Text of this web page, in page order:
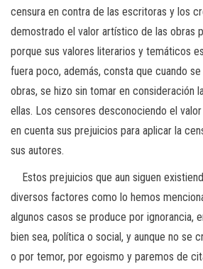
censura en contra de las escritoras y los
demostrado el valor artístico de las obras
porque sus valores literarios y temáticos
fuera poco, además, consta que cuando
obras, se hizo sin tomar en consideración
ellas. Los censores desconociendo el
en cuenta sus prejuicios para aplicar la
sus autores.
Estos prejuicios que aun siguen
diversos factores como lo hemos
algunos casos se produce por ignorancia,
bien sea, política o social, y aunque no se
o por temor, por egoismo y paremos de